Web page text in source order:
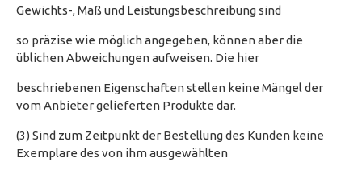
Gewichts-, Maß und Leistungsbeschreibung sind
so präzise wie möglich angegeben, können aber die
üblichen Abweichungen aufweisen. Die hier
beschriebenen Eigenschaften stellen keine Mängel der
vom Anbieter gelieferten Produkte dar.
(3) Sind zum Zeitpunkt der Bestellung des Kunden keine
Exemplare des von ihm ausgewählten